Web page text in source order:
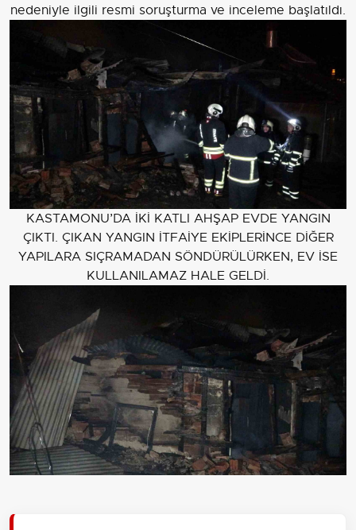
nedeniyle ilgili resmi soruşturma ve inceleme başlatıldı.
KASTAMONU’DA İKİ KATLI AHŞAP EVDE YANGIN
ÇIKTI. ÇIKAN YANGIN İTFAİYE EKİPLERİNCE DİĞER
YAPILARA SIÇRAMADAN SÖNDÜRÜLÜRKEN, EV İSE
KULLANILAMAZ HALE GELDİ.